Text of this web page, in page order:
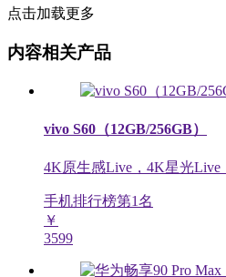
点击加载更多
内容相关产品
vivo S60（12GB/256GB）
4K原生感Live，4K星光Live
手机排行榜第1名
￥
3599